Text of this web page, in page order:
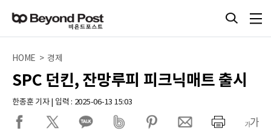
HOME > 경제
SPC 던킨, 잔망루피 피크닉매트 출시
한종훈 기자 | 입력 : 2025-06-13 15:03